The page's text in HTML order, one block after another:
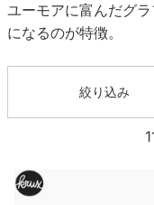
ユーモアに富んだグ
になるのが特徴。
絞り込み
7.6inch
7.9inch
7.7inch
8.0inch
ウィール
55mm
58mm
スピットファイヤー
ボーンズ XF（エッ
ボーンズ STF（エ
パウエルペラルタ
ベアリング
23.5cm
25cm
サンダル
インソール
シューレース・その
パーカー
トレーナー・セー
スタッフおすすめア
ブランド紹介
スケートパーク情報
カリフォルニアスト
プライバシーポリシ
特定商取引法に基づ